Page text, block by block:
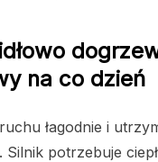
na co dzień
łagodnie i
potrzebuje